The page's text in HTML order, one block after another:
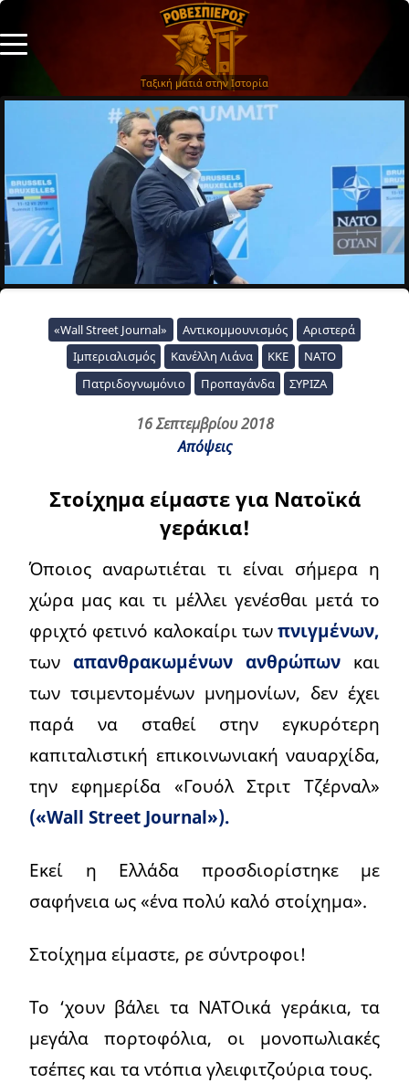
Ταξική ματιά στην Ιστορία
«Wall Street Journal» Αντικομμουνισμός
Αριστερά
Ιμπεριαλισμός
Κανέλλη Λιάνα ΚΚΕ
ΝΑΤΟ
Πατριδογνωμόνιο
Προπαγάνδα ΣΥΡΙΖΑ
16 Σεπτεμβρίου 2018
Απόψεις
Στοίχημα είμαστε για Νατοϊκά
γεράκια!
Όποιος αναρωτιέται τι είναι σήμερα η
χώρα μας και τι μέλλει γενέσθαι μετά το
φριχτό φετινό καλοκαίρι τωνπνιγμένων,
των απανθρακωμένων ανθρώπων και
των τσιμεντομένων μνημονίων, δεν έχει
παρά να σταθεί στην εγκυρότερη
καπιταλιστική επικοινωνιακή ναυαρχίδα,
την εφημερίδα «Γουόλ Στριτ Τζέρναλ»
(«Wall Street Journal»).
Εκεί η Ελλάδα προσδιορίστηκε με
σαφήνεια ως «ένα πολύ καλό στοίχημα».
Στοίχημα είμαστε, ρε σύντροφοι!
Το ‘χουν βάλει τα ΝΑΤΟικά γεράκια, τα
μεγάλα πορτοφόλια, οι μονοπωλιακές
τσέπες και τα ντόπια γλειφιτζούρια τους.